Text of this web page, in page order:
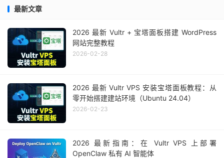
最新文章
2026 最新 Vultr + 宝塔面板搭建 WordPress
网站完整教程
2026-02-28
2026 最新 Vultr VPS 安装宝塔面板教程：从
零开始搭建建站环境（Ubuntu 24.04）
2026-02-23
2026 最新指南：在 Vultr VPS 上部署
OpenClaw 私有 AI 智能体